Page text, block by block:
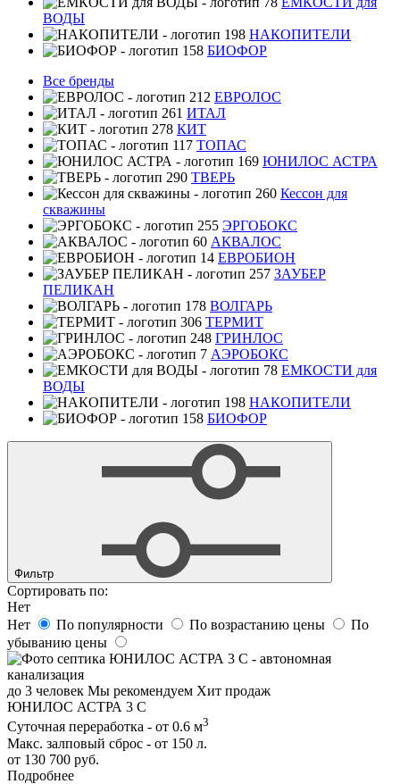
ВОДЫ
НАКОПИТЕЛИ
БИОФОР
Все бренды
ЕВРОЛОС
ИТАЛ
КИТ
ТОПАС
ЮНИЛОС АСТРА
ТВЕРЬ
Кессон для
скважины
ЭРГОБОКС
АКВАЛОС
ЕВРОБИОН
ЗАУБЕР
ПЕЛИКАН
ВОЛГАРЬ
ТЕРМИТ
ГРИНЛОС
АЭРОБОКС
ЕМКОСТИ для
ВОДЫ
НАКОПИТЕЛИ
БИОФОР
Фильтр
Сортировать по:
Нет
Нет
По популярности По возрастанию цены
По
убыванию цены
до 3 человек Мы рекомендуем Хит продаж
ЮНИЛОС АСТРА 3 С
Суточная переработка - от 0.6 м3
Макс. залповый сброс - от 150 л.
от 130 700 руб.
Подробнее